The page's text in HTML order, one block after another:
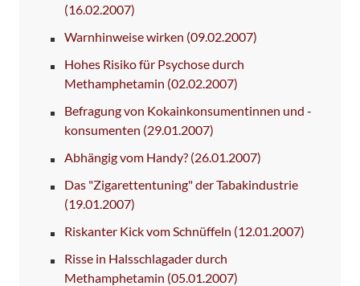
(16.02.2007)
Warnhinweise wirken (09.02.2007)
Hohes Risiko für Psychose durch
Methamphetamin (02.02.2007)
Befragung von Kokainkonsumentinnen und -
konsumenten (29.01.2007)
Abhängig vom Handy? (26.01.2007)
Das "Zigarettentuning" der Tabakindustrie
(19.01.2007)
Riskanter Kick vom Schnüffeln (12.01.2007)
Risse in Halsschlagader durch
Methamphetamin (05.01.2007)